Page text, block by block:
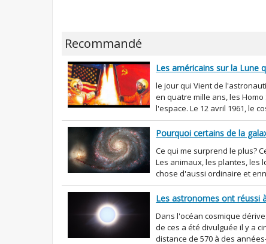
Recommandé
Les américains sur la Lune
le jour qui Vient de
en quatre mille ans, les
l'espace. Le 12 avril 1961, le
Pourquoi certains de la
Ce qui me surprend le plus?
Les animaux, les plantes, les
chose d'aussi ordinaire et
Les astronomes ont réussi
Dans l'océan cosmique
de ces a été divulguée il y a
distance de 570 à des